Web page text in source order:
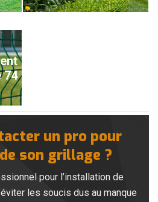
74
un pro pour
son grillage ?
pour l’installation de
les soucis dus au manque